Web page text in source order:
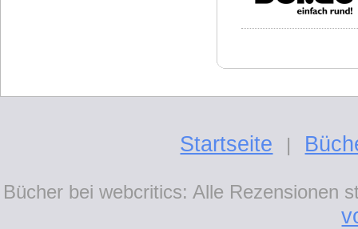
Startseite |
Bücher bei webcritics: Alle Rezensionen